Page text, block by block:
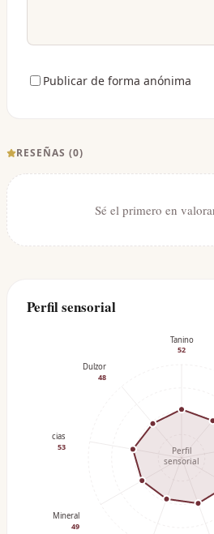
Publicar de forma anónima
RESEÑAS (0)
Sé el primero en
Perfil sensorial
Tanino
52
Mineral
49
Especias
53
Dulzor
48
Perfil
sensorial